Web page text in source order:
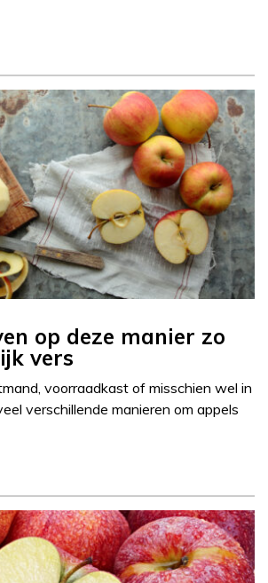
op deze manier zo
vers
voorraadkast of misschien wel in
verschillende manieren om appels